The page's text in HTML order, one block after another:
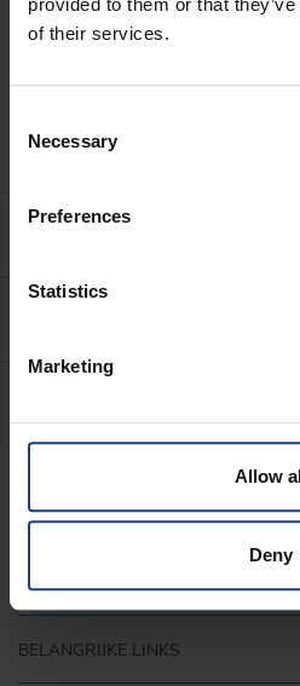
of their services.
Selection
Necessary
Preferences
Statistics
Marketing
Allow
Deny
vele andere interessante en leuke
Informatie voor
OVER ONS
BELANGRIJKE LINKS